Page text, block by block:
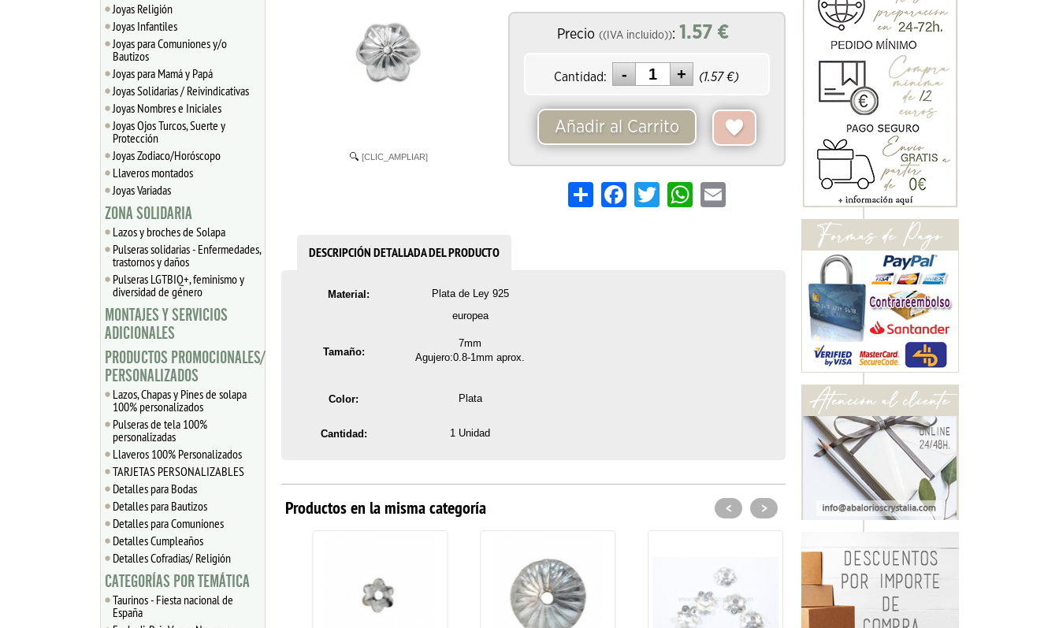
Joyas Religión
Joyas Infantiles
Joyas para Comuniones y/o
Bautizos
Joyas para Mamá y Papá
Joyas Solidarias / Reivindicativas
Joyas Nombres e Iniciales
Joyas Ojos Turcos, Suerte y
Protección
Joyas Zodiaco/Horóscopo
Llaveros montados
Joyas Variadas
ZONA SOLIDARIA
Lazos y broches de Solapa
Pulseras solidarias - Enfermedades,
trastornos y daños
Pulseras LGTBIQ+, feminismo y
diversidad de género
MONTAJES Y SERVICIOS
ADICIONALES
PRODUCTOS PROMOCIONALES/
PERSONALIZADOS
Lazos, Chapas y Pines de solapa
100% personalizados
Pulseras de tela 100%
personalizadas
Llaveros 100% Personalizados
TARJETAS PERSONALIZABLES
Detalles para Bodas
Detalles para Bautizos
Detalles para Comuniones
Detalles Cumpleaños
Detalles Cofradias/ Religión
CATEGORÍAS POR TEMÁTICA
Taurinos - Fiesta nacional de
España
[CLIC_AMPLIAR]
Precio ((IVA incluido)): 1.57€
Cantidad: (1.57€)
Añadir al Carrito
Share FacebookTwitterWhatsApp
Email
DESCRIPCIÓN DETALLADA DEL PRODUCTO
Material:
Plata de Ley 925
europea
Tamaño:
7mm
Agujero:0.8-1mm aprox.
Color: Plata
Cantidad: 1 Unidad
Productos en la misma categoría < >